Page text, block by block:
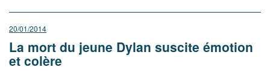
20/01/2014
La mort du jeune Dylan suscite émotion
et colère